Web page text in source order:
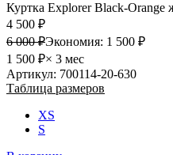
Куртка Explorer Black-Orange
4 500 ₽
6 000 ₽Экономия: 1 500 ₽
1 500 ₽× 3 мес
Артикул: 700114-20-630
Таблица размеров
XS
S